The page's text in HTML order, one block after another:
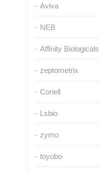
Aviva
NEB
Affinity Biologicals
zeptometrix
Coriell
Lsbio
zymo
toyobo